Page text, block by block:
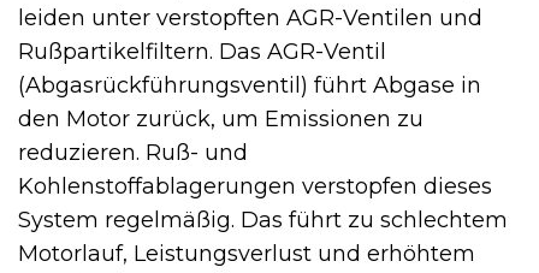
leiden unter verstopften AGR-Ventilen und
Rußpartikelfiltern. Das AGR-Ventil
(Abgasrückführungsventil) führt Abgase in
den Motor zurück, um Emissionen zu
reduzieren. Ruß- und
Kohlenstoffablagerungen verstopfen dieses
System regelmäßig. Das führt zu schlechtem
Motorlauf, Leistungsverlust und erhöhtem